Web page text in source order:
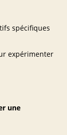
spécifiques
expérimenter
une